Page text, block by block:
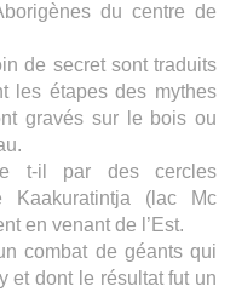
du centre de
de secret sont traduits
les étapes des mythes
gravés sur le bois ou
t-il par des cercles
Kaakuratintja (lac Mc
en venant de l’Est.
combat de géants qui
et dont le résultat fut un